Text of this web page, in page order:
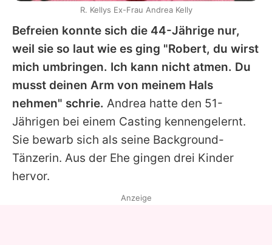
Befreien konnte sich die 44-Jährige nur,
weil sie so laut wie es ging "Robert, du wirst
mich umbringen. Ich kann nicht atmen. Du
musst deinen Arm von meinem Hals
nehmen" schrie. Andrea hatte den 51-
Jährigen bei einem Casting kennengelernt.
Sie bewarb sich als seine Background-
Tänzerin. Aus der Ehe gingen drei Kinder
hervor.
R. Kellys Ex-Frau Andrea Kelly
Anzeige